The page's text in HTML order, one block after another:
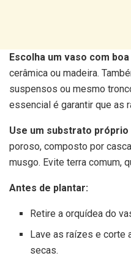
Escolha um vaso com
cerâmica ou madeira.
suspensos ou mesmo
essencial é garantir que as
Use um substrato próprio
poroso, composto por
musgo. Evite terra comum,
Antes de plantar:
Retire a orquídea do
Lave as raízes e corte
secas.